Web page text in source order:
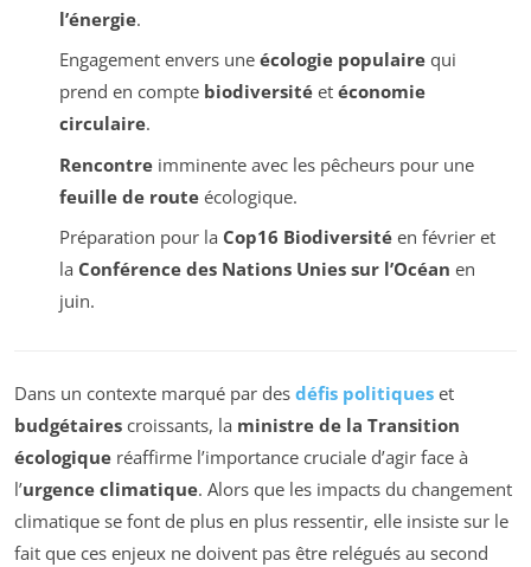
l’énergie.
Engagement envers une écologie populairequi
prend en compte biodiversitéet économie
circulaire.
Rencontreimminente avec les pêcheurs pour une
feuille de routeécologique.
Préparation pour la Cop16 Biodiversitéen février et
la Conférence des Nations Unies sur l’Océan en
juin.
Dans un contexte marqué par des défis politiques et
budgétaires croissants, la ministre de la Transition
écologique réaffirme l’importance cruciale d’agir face à
l’urgence climatique. Alors que les impacts du changement
climatique se font de plus en plus ressentir, elle insiste sur le
fait que ces enjeux ne doivent pas être relégués au second